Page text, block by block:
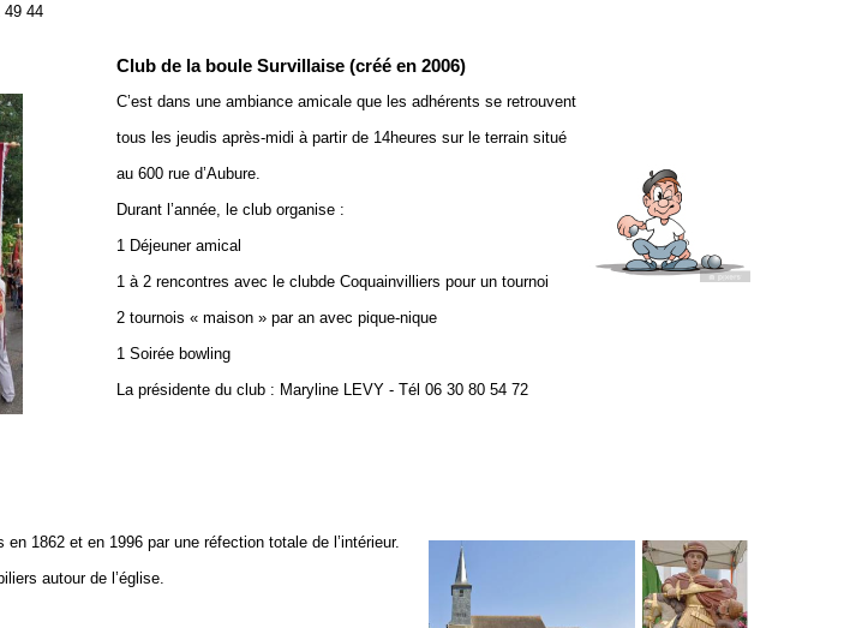
49 44
Club de la boule Survillaise (créé en 2006)
C’est dans une ambiance amicale que les adhérents se retrouvent
tous les jeudis après-midi à partir de 14heures sur le terrain situé
au 600 rue d’Aubure.
Durant l’année, le club organise :
1 Déjeuner amical
1 à 2 rencontres avec le clubde Coquainvilliers pour un tournoi
2 tournois « maison » par an avec pique-nique
1 Soirée bowling
La présidente du club : Maryline LEVY - Tél 06 30 80 54 72
1862 et en 1996 par une réfection totale de l’intérieur.
autour de l’église.